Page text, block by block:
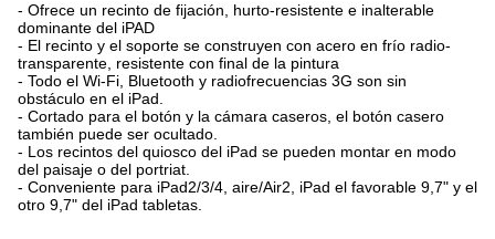
- Ofrece un recinto de fijación, hurto-resistente e inalterable
dominante del iPAD
- El recinto y el soporte se construyen con acero en frío radio-
transparente, resistente con final de la pintura
- Todo el Wi-Fi, Bluetooth y radiofrecuencias 3G son sin
obstáculo en el iPad.
- Cortado para el botón y la cámara caseros, el botón casero
también puede ser ocultado.
- Los recintos del quiosco del iPad se pueden montar en modo
del paisaje o del portriat.
- Conveniente para iPad2/3/4, aire/Air2, iPad el favorable 9,7" y el
otro 9,7" del iPad tabletas.